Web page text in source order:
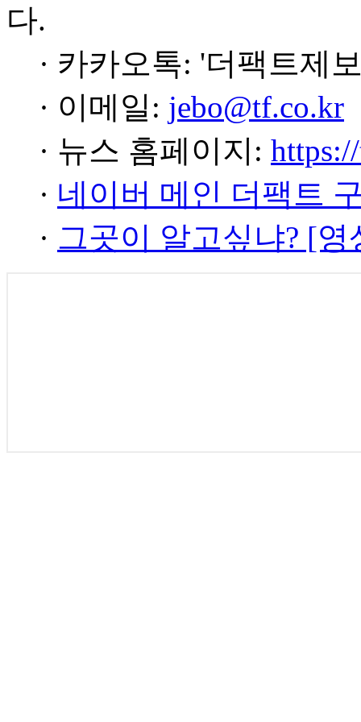
다.
· 카카오톡: '더팩트제
· 이메일: jebo@tf.co.kr
· 뉴스 홈페이지:
· 네이버 메인 더팩트
· 그곳이 알고싶냐? [